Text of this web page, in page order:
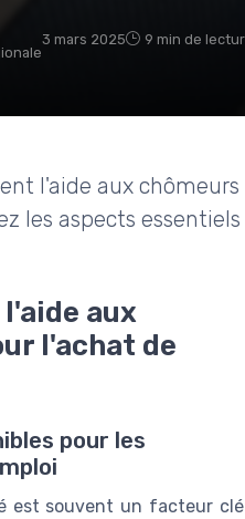
3 mars 2025 9 min de
l'aide aux
les aspects
aux
l'achat de
pour les
est souvent un facteur clé